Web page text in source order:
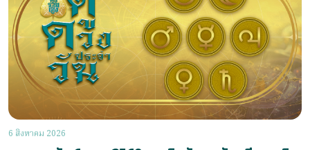
6 สิงหาคม 2026